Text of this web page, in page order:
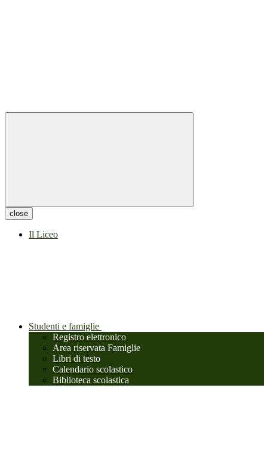
close
Il Liceo
Studenti e famiglie
Registro elettronico
Area riservata Famiglie
Libri di testo
Calendario scolastico
Biblioteca scolastica